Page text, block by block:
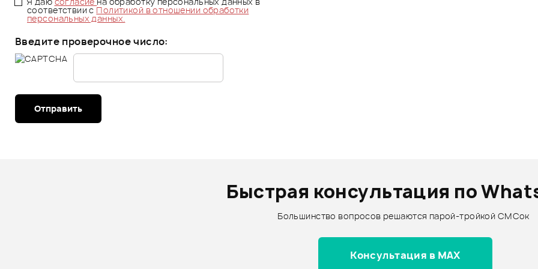
соответствии сПолитикой в отношении обработки
персональных данных.
Введите проверочное число:
Отправить
Быстрая консультация по
Большинство вопросов решаются парой-тройкой СМСок
Консультация в MAX